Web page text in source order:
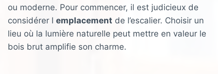
ou moderne. Pour commencer, il est judicieux de
considérer l emplacement de l’escalier. Choisir un
lieu où la lumière naturelle peut mettre en valeur le
bois brut amplifie son charme.